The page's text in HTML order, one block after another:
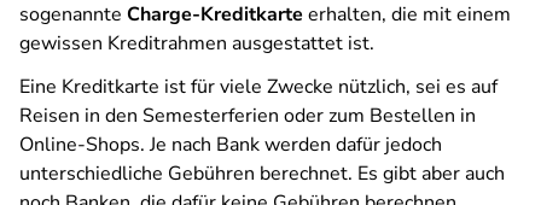
sogenannte Charge-Kreditkarte erhalten, die mit einem
gewissen Kreditrahmen ausgestattet ist.
Eine Kreditkarte ist für viele Zwecke nützlich, sei es auf
Reisen in den Semesterferien oder zum Bestellen in
Online-Shops. Je nach Bank werden dafür jedoch
unterschiedliche Gebühren berechnet. Es gibt aber auch